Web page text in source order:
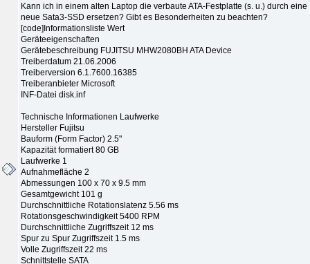
Kann ich in einem alten Laptop die verbaute ATA-Festplatte (s. u.) durch eine
neue Sata3-SSD ersetzen? Gibt es Besonderheiten zu beachten?
[code]Informationsliste Wert
Geräteeigenschaften
Gerätebeschreibung FUJITSU MHW2080BH ATA Device
Treiberdatum 21.06.2006
Treiberversion 6.1.7600.16385
Treiberanbieter Microsoft
INF-Datei disk.inf
Technische Informationen Laufwerke
Hersteller Fujitsu
Bauform (Form Factor) 2.5"
Kapazität formatiert 80 GB
Laufwerke 1
Aufnahmefläche 2
Abmessungen 100 x 70 x 9.5 mm
Gesamtgewicht 101 g
Durchschnittliche Rotationslatenz 5.56 ms
Rotationsgeschwindigkeit 5400 RPM
Durchschnittliche Zugriffszeit 12 ms
Spur zu Spur Zugriffszeit 1.5 ms
Volle Zugriffszeit 22 ms
Schnittstelle SATA